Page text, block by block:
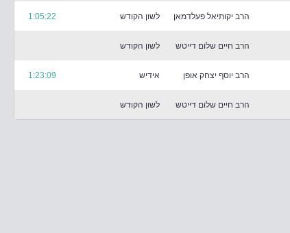
הרב יקותיאל פעלדמאן לשון הקודש 1:05:22
הרב חיים שלום דייטש לשון הקודש
הרב יוסף יצחק אופן אידיש 1:23:09
הרב חיים שלום דייטש לשון הקודש